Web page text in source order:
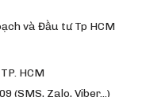
và Đầu tư Tp HCM
HCM
(SMS, Zalo, Viber…)